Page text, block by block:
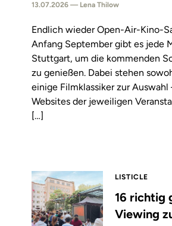
13.07.2026 — Lena Thilow
Endlich wieder Open-Air-Kino-
Anfang September gibt es jede
Stuttgart, um die kommenden
zu genießen. Dabei stehen
einige Filmklassiker zur Auswahl
Websites der jeweiligen
[…]
LISTICLE
16 richtig
Viewing